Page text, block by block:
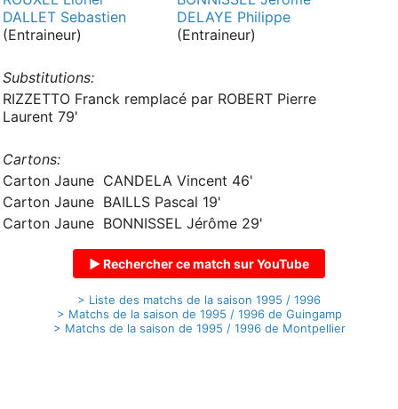
DALLET Sebastien
(Entraineur)
DELAYE Philippe
(Entraineur)
Substitutions:
RIZZETTO Franck remplacé par ROBERT Pierre
Laurent 79'
Cartons:
Carton Jaune CANDELA Vincent 46'
Carton Jaune BAILLS Pascal 19'
Carton Jaune BONNISSEL Jérôme 29'
▶ Rechercher ce match sur YouTube
> Liste des matchs de la saison 1995 / 1996
> Matchs de la saison de 1995 / 1996 de Guingamp
> Matchs de la saison de 1995 / 1996 de Montpellier